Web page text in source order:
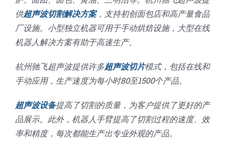
供超声波切割解决方案，支持初创面包店和高产量食品
厂设施。小型独立机器可用于手动烘焙设施，大型在线
机器人解决方案有助于高速生产。
杭州驰飞超声波提供许多超声波切片模式，包括在线和
手动应用，生产速度为每小时80至1500个产品。
超声波设备提高了切割的质量，为客户提供了更好的产
品展示。此外，机器人手臂提高了切割过程的速度、效
率和精度，每次都能生产出专业外观的产品。